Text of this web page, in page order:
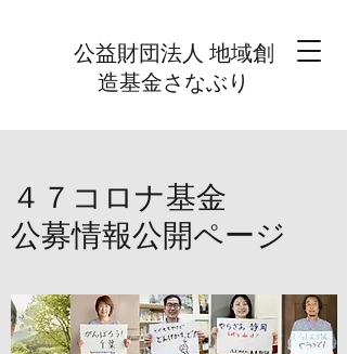
公益財団法人 地域創
造基金さなぶり
４７コロナ基金
公募情報公開ページ